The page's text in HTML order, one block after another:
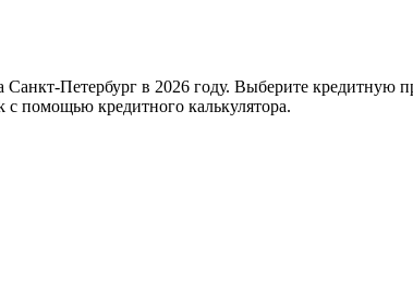
Петербург в 2026 году. Выберите кредитную
помощью кредитного калькулятора.